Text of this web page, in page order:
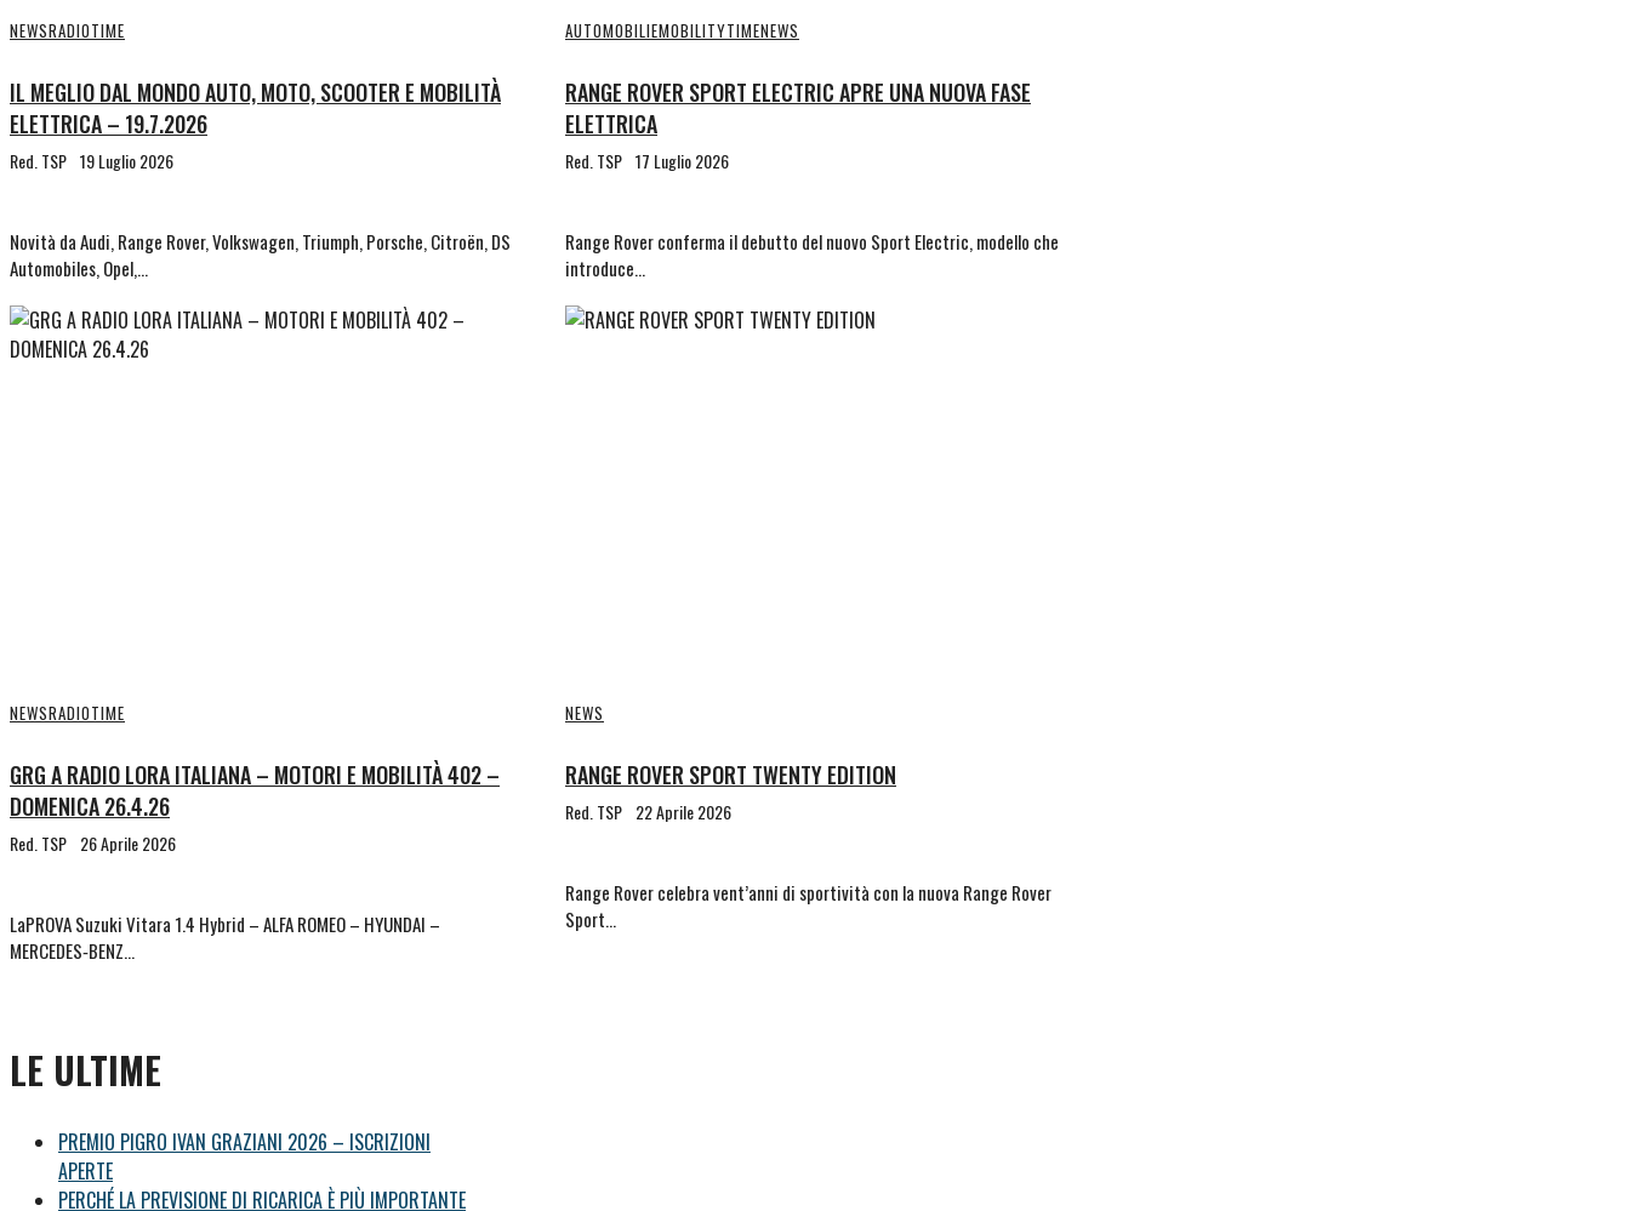
NEWSRADIOTIME
IL MEGLIO DAL MONDO AUTO, MOTO, SCOOTER E MOBILITÀ
ELETTRICA – 19.7.2026
Red. TSP 19 Luglio 2026
Novità da Audi, Range Rover, Volkswagen, Triumph, Porsche, Citroën, DS
Automobiles, Opel,…
AUTOMOBILIEMOBILITYTIMENEWS
RANGE ROVER SPORT ELECTRIC APRE UNA NUOVA FASE
ELETTRICA
Red. TSP 17 Luglio 2026
Range Rover conferma il debutto del nuovo Sport Electric, modello che
introduce…
NEWSRADIOTIME
GRG A RADIO LORA ITALIANA – MOTORI E MOBILITÀ 402 –
DOMENICA 26.4.26
Red. TSP 26 Aprile 2026
LaPROVA Suzuki Vitara 1.4 Hybrid – ALFA ROMEO – HYUNDAI –
MERCEDES‑BENZ…
NEWS
RANGE ROVER SPORT TWENTY EDITION
Red. TSP 22 Aprile 2026
Range Rover celebra vent’anni di sportività con la nuova Range Rover
Sport…
LE ULTIME
PREMIO PIGRO IVAN GRAZIANI 2026 – ISCRIZIONI
APERTE
PERCHÉ LA PREVISIONE DI RICARICA È PIÙ IMPORTANTE